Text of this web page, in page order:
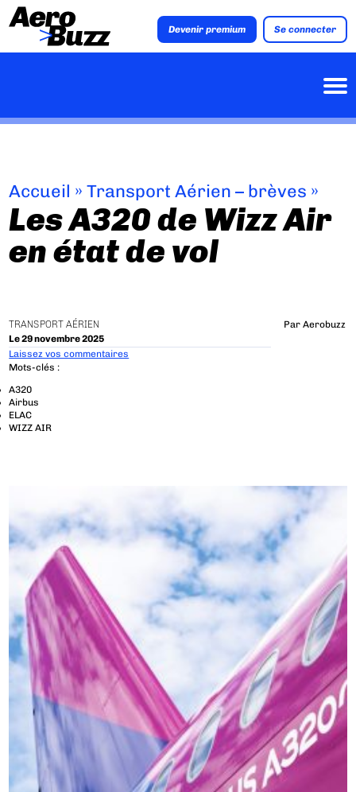
Devenir premium Se connecter
Accueil »Transport Aérien – brèves »
Les A320 de Wizz Air
en état de vol
TRANSPORT AÉRIEN
Le 29 novembre 2025
Par Aerobuzz
Laissez vos commentaires
Mots-clés :
A320
Airbus
ELAC
WIZZ AIR